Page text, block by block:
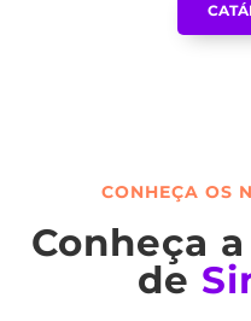
CONHEÇA OS
Conheça
de